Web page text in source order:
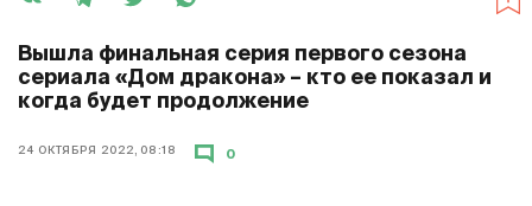
Вышла финальная серия первого сезона
сериала «Дом дракона» – кто ее показал и
когда будет продолжение
24 ОКТЯБРЯ 2022, 08:18 0